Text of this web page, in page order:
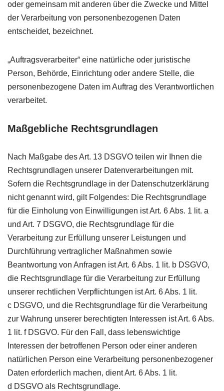
oder gemeinsam mit anderen über die Zwecke und Mittel
der Verarbeitung von personenbezogenen Daten
entscheidet, bezeichnet.
„Auftragsverarbeiter“ eine natürliche oder juristische
Person, Behörde, Einrichtung oder andere Stelle, die
personenbezogene Daten im Auftrag des Verantwortlichen
verarbeitet.
Maßgebliche Rechtsgrundlagen
Nach Maßgabe des Art. 13 DSGVO teilen wir Ihnen die
Rechtsgrundlagen unserer Datenverarbeitungen mit.
Sofern die Rechtsgrundlage in der Datenschutzerklärung
nicht genannt wird, gilt Folgendes: Die Rechtsgrundlage
für die Einholung von Einwilligungen ist Art. 6 Abs. 1 lit. a
und Art. 7 DSGVO, die Rechtsgrundlage für die
Verarbeitung zur Erfüllung unserer Leistungen und
Durchführung vertraglicher Maßnahmen sowie
Beantwortung von Anfragen ist Art. 6 Abs. 1 lit. b DSGVO,
die Rechtsgrundlage für die Verarbeitung zur Erfüllung
unserer rechtlichen Verpflichtungen ist Art. 6 Abs. 1 lit.
c DSGVO, und die Rechtsgrundlage für die Verarbeitung
zur Wahrung unserer berechtigten Interessen ist Art. 6 Abs.
1 lit. f DSGVO. Für den Fall, dass lebenswichtige
Interessen der betroffenen Person oder einer anderen
natürlichen Person eine Verarbeitung personenbezogener
Daten erforderlich machen, dient Art. 6 Abs. 1 lit.
d DSGVO als Rechtsgrundlage.